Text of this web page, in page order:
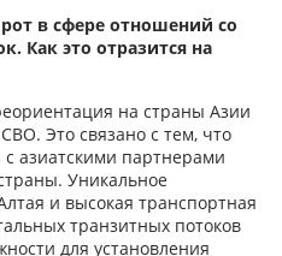
в сфере отношений со
Как это отразится на
на страны Азии
Это связано с тем, что
азиатскими партнерами
Уникальное
и высокая транспортная
транзитных потоков
для установления